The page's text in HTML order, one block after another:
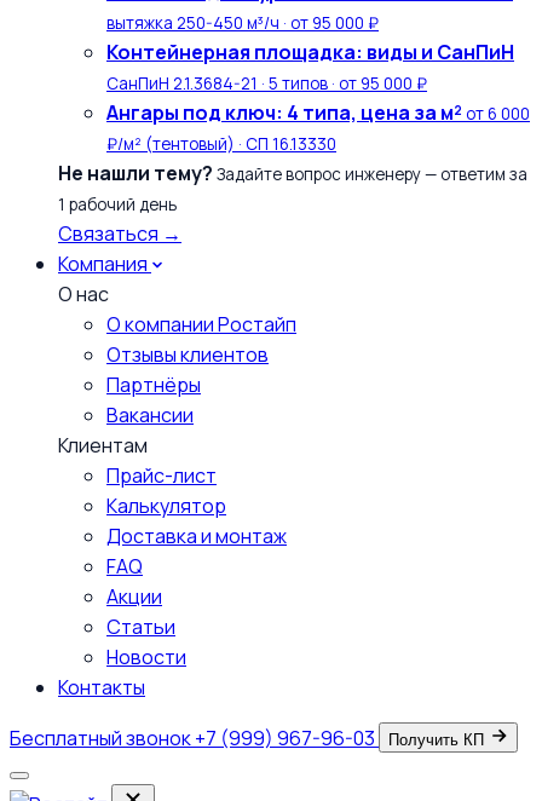
вытяжка 250-450 м³/ч · от 95 000 ₽
Контейнерная площадка: виды и СанПиН
СанПиН 2.1.3684-21 · 5 типов · от 95 000 ₽
Ангары под ключ: 4 типа, цена за м² от 6 000
₽/м² (тентовый) · СП 16.13330
Не нашли тему? Задайте вопрос инженеру — ответим за
1 рабочий день
Связаться →
Компания
О нас
О компании Ростайп
Отзывы клиентов
Партнёры
Вакансии
Клиентам
Прайс-лист
Калькулятор
Доставка и монтаж
FAQ
Акции
Статьи
Новости
Контакты
Бесплатный звонок+7 (999) 967-96-03 Получить КП